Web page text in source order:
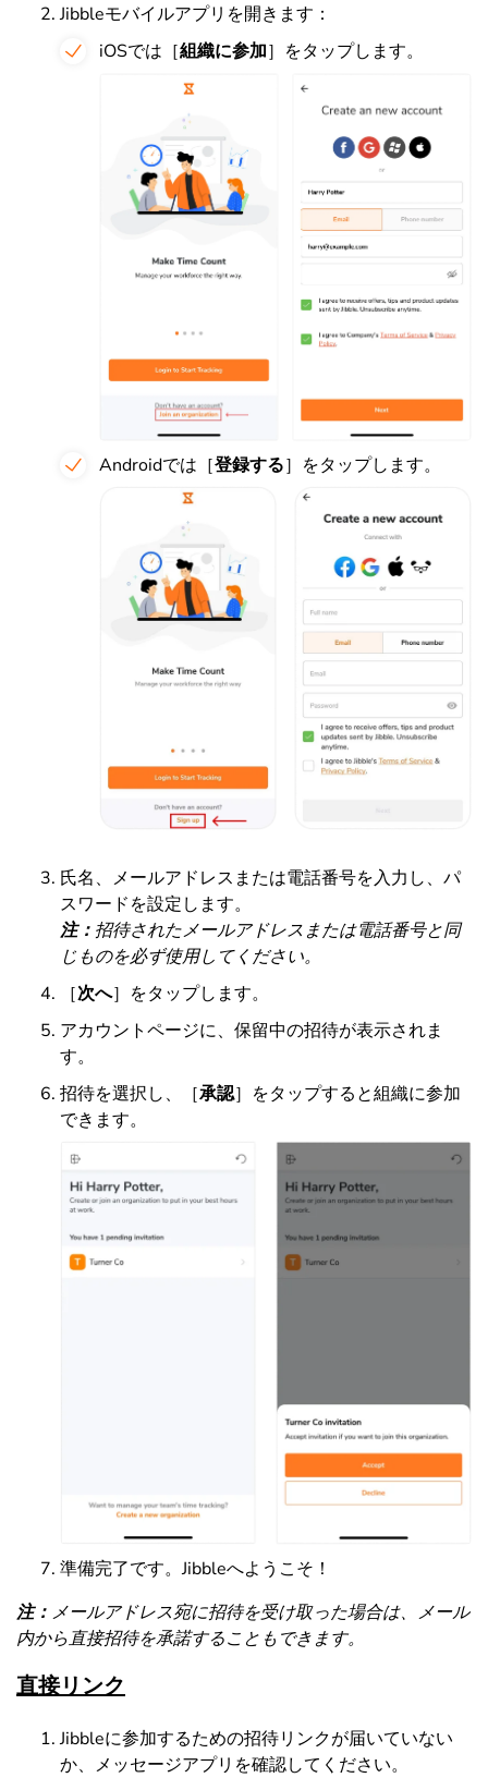
Jibbleモバイルアプリを開きます：
iOSでは［組織に参加］をタップします。
Androidでは［登録する］をタップします。
氏名、メールアドレスまたは電話番号を入力し、パ
スワードを設定します。
注： 招待されたメールアドレスまたは電話番号と同
じものを必ず使用してください。
［次へ］をタップします。
アカウントページに、保留中の招待が表示されま
す。
招待を選択し、［承認］をタップすると組織に参加
できます。
準備完了です。Jibbleへようこそ！
注： メールアドレス宛に招待を受け取った場合は、メール
内から直接招待を承諾することもできます。
直接リンク
Jibbleに参加するための招待リンクが届いていない
か、メッセージアプリを確認してください。